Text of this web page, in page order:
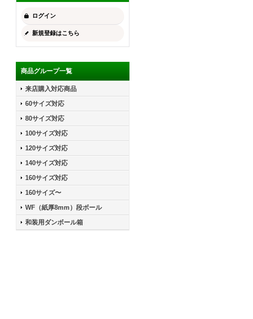
ログイン
新規登録はこちら
商品グループ一覧
来店購入対応商品
60サイズ対応
80サイズ対応
100サイズ対応
120サイズ対応
140サイズ対応
160サイズ対応
160サイズ〜
WF（紙厚8mm）段ボール
和装用ダンボール箱